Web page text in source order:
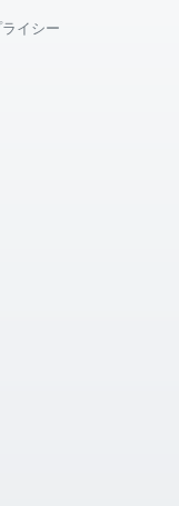
イシー